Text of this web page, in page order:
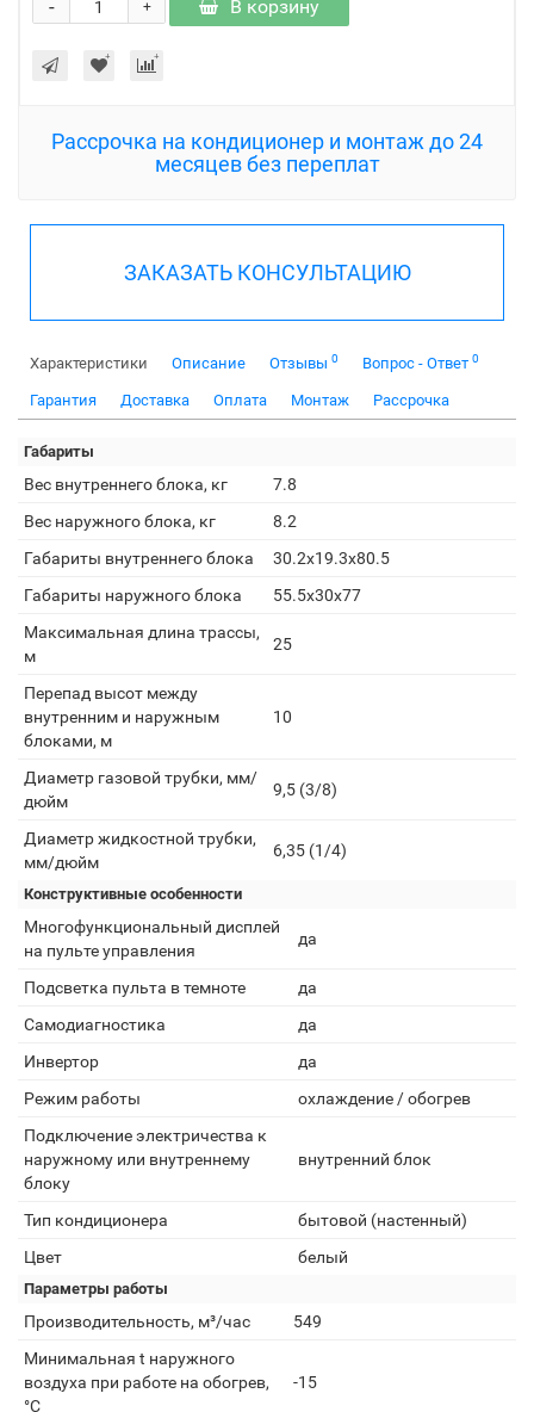
+
- В корзину
Рассрочка на кондиционер и монтаж до 24
месяцев без переплат
ЗАКАЗАТЬ КОНСУЛЬТАЦИЮ
Характеристики Описание Отзывы 0 Вопрос - Ответ 0
Гарантия Доставка Оплата Монтаж Рассрочка
Габариты
Вес внутреннего блока, кг
7.8
Вес наружного блока, кг
8.2
Габариты внутреннего блока
30.2x19.3x80.5
Габариты наружного блока
55.5x30x77
Максимальная длина трассы,
м
25
Перепад высот между
внутренним и наружным
блоками, м
10
Диаметр газовой трубки, мм/
дюйм
9,5 (3/8)
Диаметр жидкостной трубки,
мм/дюйм
6,35 (1/4)
Конструктивные особенности
Многофункциональный дисплей
на пульте управления
да
Подсветка пульта в темноте
да
Самодиагностика
да
Инвертор
да
Режим работы
охлаждение / обогрев
Подключение электричества к
наружному или внутреннему
блоку
внутренний блок
Тип кондиционера
бытовой (настенный)
Цвет
белый
Параметры работы
Производительность, м³/час
549
Минимальная t наружного
воздуха при работе на обогрев,
°С
-15